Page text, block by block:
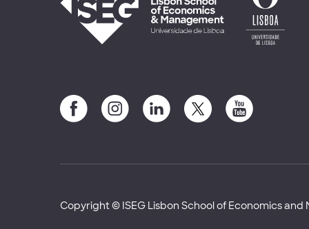
Copyright © ISEG Lisbon School of Economics and